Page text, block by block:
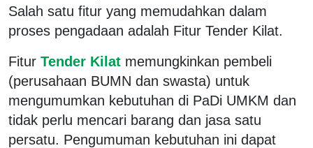
Salah satu fitur yang memudahkan dalam
proses pengadaan adalah Fitur Tender Kilat.
Fitur Tender Kilat memungkinkan pembeli
(perusahaan BUMN dan swasta) untuk
mengumumkan kebutuhan di PaDi UMKM dan
tidak perlu mencari barang dan jasa satu
persatu. Pengumuman kebutuhan ini dapat